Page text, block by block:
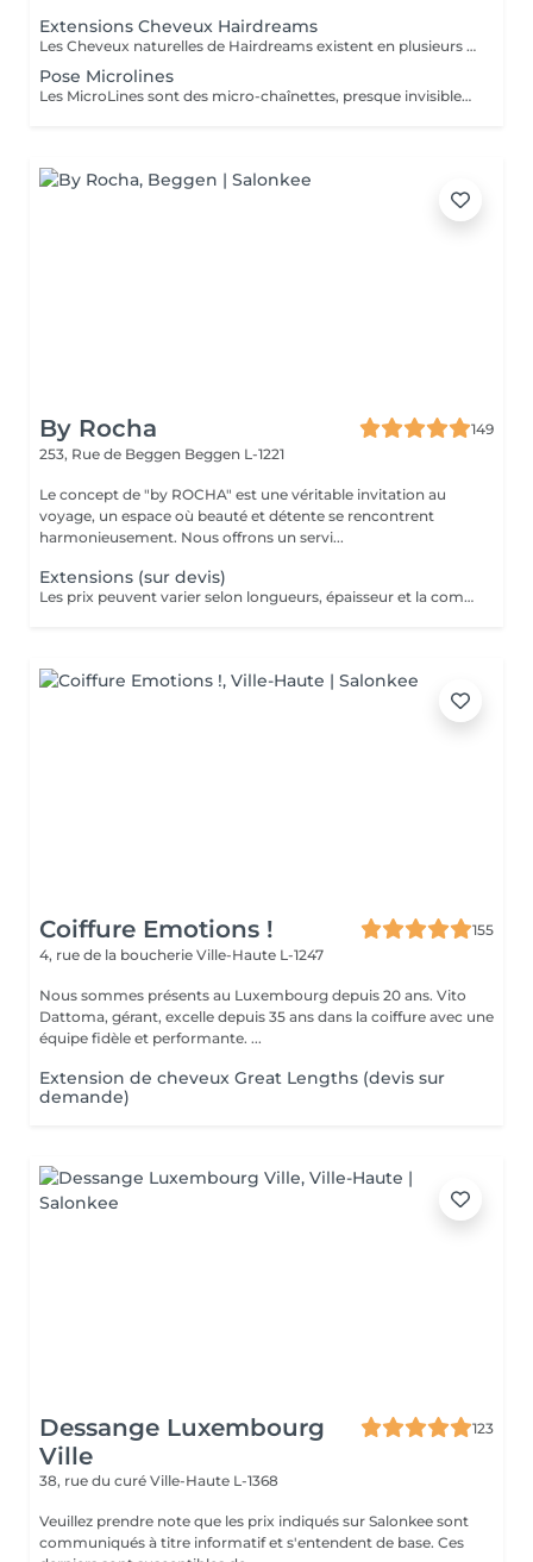
Extensions Cheveux Hairdreams
Les Cheveux naturelles de Hairdreams existent en plusieurs variétés et qualités Venez au salon pour votre devis gratuit
Pose Microlines
Les MicroLines sont des micro-chaînettes, presque invisibles, sur lesquelles sont noués à la main des cheveux Hairdreams. Une fois la couleur et la structure choisies, elles sont fixées à vos cheveux et s´intègrent discrètement, dans une harmonie parfaite à la chevelure. Les microlines sont disponibles à partir de 1750 Euro
By Rocha
149
253, Rue de Beggen Beggen L-1221
Le concept de "by ROCHA" est une véritable invitation au
voyage, un espace où beauté et détente se rencontrent
harmonieusement. Nous offrons un servi...
Extensions (sur devis)
Les prix peuvent varier selon longueurs, épaisseur et la complexité du travail.
Coiffure Emotions !
155
4, rue de la boucherie Ville-Haute L-1247
Nous sommes présents au Luxembourg depuis 20 ans. Vito
Dattoma, gérant, excelle depuis 35 ans dans la coiffure avec une
équipe fidèle et performante. ...
Extension de cheveux Great Lengths (devis sur
demande)
Dessange Luxembourg
Ville
123
38, rue du curé Ville-Haute L-1368
Veuillez prendre note que les prix indiqués sur Salonkee sont
communiqués à titre informatif et s'entendent de base. Ces